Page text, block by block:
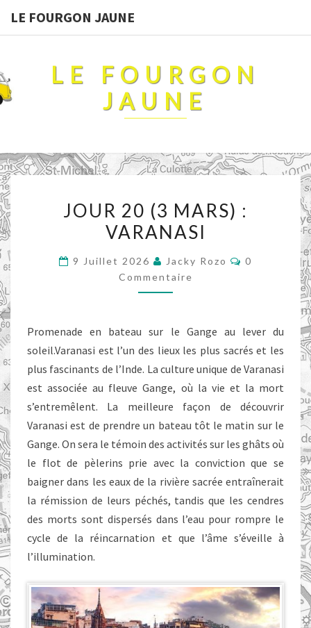
LE FOURGON JAUNE
LE FOURGON
JAUNE
20
(3
:
VARANASI
JOUR 20 (3 MARS) :
VARANASI
9 Juillet 2026 Jacky Rozo
0
Commentaire
Promenade en bateau sur le Gange au lever du
soleil.Varanasi est l’un des lieux les plus sacrés et les
plus fascinants de l’Inde. La culture unique de Varanasi
est associée au fleuve Gange, où la vie et la mort
s’entremêlent. La meilleure façon de découvrir
Varanasi est de prendre un bateau tôt le matin sur le
Gange. On sera le témoin des activités sur les ghâts où
le flot de pèlerins prie avec la conviction que se
baigner dans les eaux de la rivière sacrée entraînerait
la rémission de leurs péchés, tandis que les cendres
des morts sont dispersés dans l’eau pour rompre le
cycle de la réincarnation et que l’âme s’éveille à
l’illumination.